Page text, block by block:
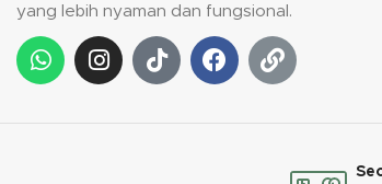
yang lebih nyaman dan fungsional.